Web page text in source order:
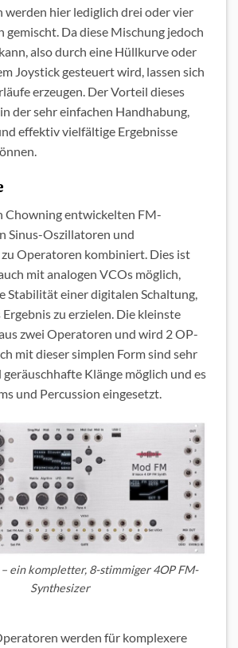
werden hier lediglich drei oder vier
gemischt. Da diese Mischung jedoch
also durch eine Hüllkurve oder
Joystick gesteuert wird, lassen sich
erzeugen. Der Vorteil dieses
der sehr einfachen Handhabung,
effektiv vielfältige Ergebnisse
Chowning entwickelten FM-
Sinus-Oszillatoren und
Operatoren kombiniert. Dies ist
mit analogen VCOs möglich,
Stabilität einer digitalen Schaltung,
Ergebnis zu erzielen. Die kleinste
zwei Operatoren und wird 2 OP-
mit dieser simplen Form sind sehr
Klänge möglich und es
und Percussion eingesetzt.
ein kompletter, 8-stimmiger 4OP FM-
Synthesizer
werden für komplexere